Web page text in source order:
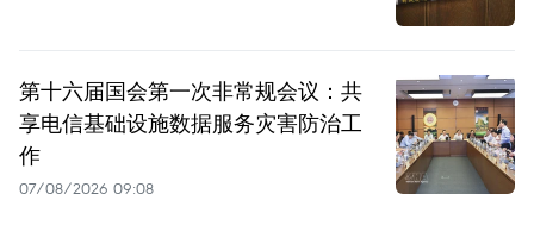
第十六届国会第一次非常规会议：共
享电信基础设施数据服务灾害防治工
作
07/08/2026 09:08